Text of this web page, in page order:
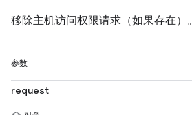
移除主机访问权限请求（如果存在）。
参数
request